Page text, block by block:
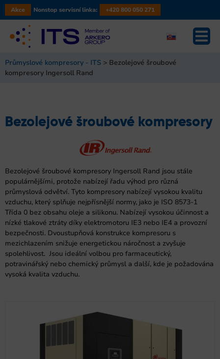
Akce Nonstop servisní linka: +420 800 050 271
Průmyslové kompresory - ITS > Bezolejové šroubové
kompresory Ingersoll Rand
Bezolejové šroubové kompresory
Bezolejové šroubové kompresory Ingersoll Rand jsou stále
populárnějšími, protože nabízejí řadu výhod pro různá
průmyslová odvětví. Tyto kompresory nabízejí vysokou kvalitu
vzduchu, který splňuje nejpřísnější normy, jako je ISO 8573-1
Třída 0 bez obsahu oleje a silikonu. Nabízejí vysokou účinnost a
nízké tlakové ztráty díky elektromotoru IE3 nebo IE4 a provozní
bezpečnosti. Dvoustupňová konstrukce kompresoru s
mezichlazením snižuje energetickou náročnost a zvyšuje
spolehlivost. Jsou ideální volbou pro farmaceutický,
potravinářský nebo chemický průmysl a další, kde je požadována
vysoká kvalita vzduchu.